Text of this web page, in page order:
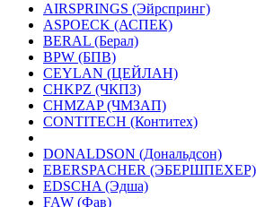
AIRSPRINGS (Эйрспринг)
ASPOECK (АСПЕК)
BERAL (Берал)
BPW (БПВ)
CEYLAN (ЦЕЙЛАН)
CHKPZ (ЧКПЗ)
CHMZAP (ЧМЗАП)
CONTITECH (Контитех)
DONALDSON (Дональдсон)
EBERSPACHER (ЭБЕРШПЕХЕР)
EDSCHA (Эдша)
FAW (Фав)